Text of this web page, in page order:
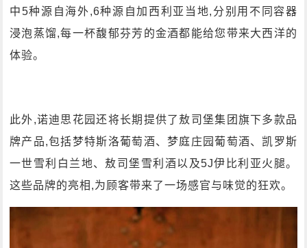
中5种源自海外,6种源自加西利亚当地,分别用不同容器
浸泡蒸馏,每一杯馥郁芬芳的金酒都能给您带来大西洋的
体验。
此外,诺迪思花园还将长期提供了敖司堡集团旗下多款品
牌产品,包括梦特斯洛葡萄酒、梦庭庄园葡萄酒、凯罗斯
一世雪利白兰地、敖司堡雪利酒以及5J伊比利亚火腿。
这些品牌的亮相,为顾客带来了一场感官与味觉的狂欢。